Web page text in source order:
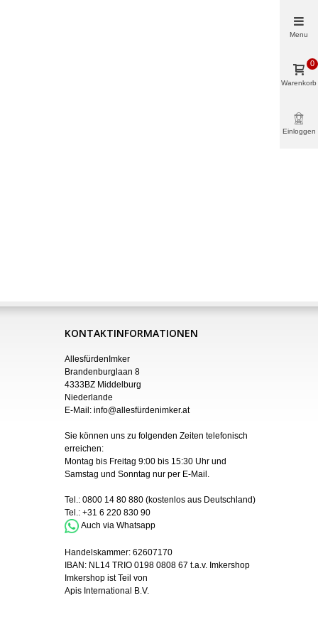
KONTAKTINFORMATIONEN
AllesfürdenImker
Brandenburglaan 8
4333BZ Middelburg
Niederlande
E-Mail: info@allesfürdenimker.at
Sie können uns zu folgenden Zeiten telefonisch
erreichen:
Montag bis Freitag 9:00 bis 15:30 Uhr und
Samstag und Sonntag nur per E-Mail .
Tel.: 0800 14 80 880 (kostenlos aus Deutschland)
Tel.: +31 6 220 830 90
Auch via Whatsapp
Handelskammer: 62607170
IBAN: NL14 TRIO 0198 0808 67 t.a.v. Imkershop
Imkershop ist Teil von
Apis International B.V.
Menu
Warenkorb
0
Einloggen